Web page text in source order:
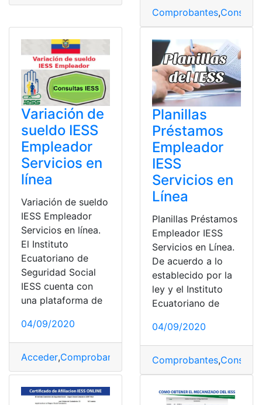
Comprobantes,
Variación de
sueldo IESS
Empleador
Servicios en
línea
Variación de sueldo
IESS Empleador
Servicios en línea.
El Instituto
Ecuatoriano de
Seguridad Social
IESS cuenta con
una plataforma de
04/09/2020
Acceder,Comprobantes Consultas,Ecuador,empleador
Planillas
Préstamos
Empleador
IESS
Servicios en
Línea
Planillas Préstamos
Empleador IESS
Servicios en Línea.
De acuerdo a lo
establecido por la
ley y el Instituto
Ecuatoriano de
04/09/2020
Comprobantes,